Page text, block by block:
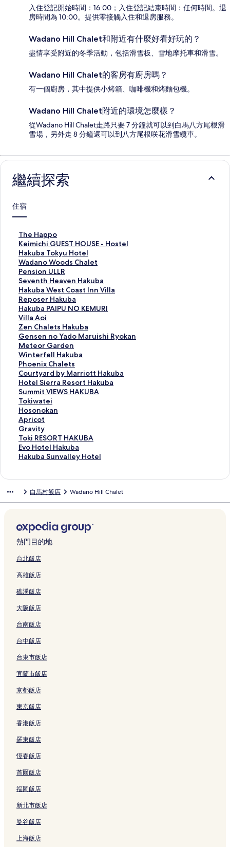
入住登記開始時間：16:00；入住登記結束時間：任何時間。退
房時間為 10:00。提供零接觸入住和退房服務。
Wadano Hill Chalet和附近有什麼好看好玩的？
盡情享受附近的冬季活動，包括滑雪板、雪地摩托車和滑雪。
Wadano Hill Chalet的客房有廚房嗎？
有一個廚房，其中提供小烤箱、咖啡機和烤麵包機。
Wadano Hill Chalet附近的環境怎麼樣？
從Wadano Hill Chalet走路只要 7 分鐘就可以到白馬八方尾根滑
雪場，另外走 8 分鐘還可以到八方尾根咲花滑雪纜車。
繼續探索
住宿
The Happo
T
h
e
H
a
p
p
o
的
連
結
Keimichi GUEST HOUSE - Hostel
K
e
i
m
i
c
h
i
G
U
E
S
T
H
O
U
S
E
-
H
o
s
t
e
結
Hakuba Tokyu Hotel
H
a
k
u
b
a
T
o
k
y
u
H
o
t
e
l
的
連
結
Wadano Woods Chalet
W
a
d
a
n
o
W
o
o
d
s
C
h
a
l
e
t
的
連
結
Pension ULLR
P
e
n
s
i
o
n
U
L
L
R
的
連
結
Seventh Heaven Hakuba
S
e
v
e
n
t
h
H
e
a
v
e
n
H
a
k
u
b
a
的
Hakuba West Coast Inn Villa
H
a
k
u
b
a
W
e
s
t
C
o
a
s
t
I
n
n
V
的
Reposer Hakuba
R
e
p
o
s
e
r
H
a
k
u
b
a
的
連
結
Hakuba PAIPU NO KEMURI
H
a
k
u
b
a
P
A
I
P
U
N
O
K
E
M
U
連
結
Villa Aoi
V
i
l
l
a
A
o
i
的
連
結
Zen Chalets Hakuba
Z
e
n
C
h
a
l
e
t
s
H
a
k
u
b
結
Gensen no Yado Maruishi Ryokan
G
e
n
s
e
n
n
o
Y
a
d
o
M
a
h
y
o
k
a
的
結
Meteor Garden
M
e
t
e
o
r
G
a
r
d
e
n
的
Winterfell Hakuba
W
i
n
t
e
r
f
e
l
l
H
a
的
Phoenix Chalets
P
h
o
e
n
i
x
C
h
a
l
的
連
Courtyard by Marriott Hakuba
C
o
u
r
t
y
a
r
d
b
r
t
t
H
a
u
a
的
連
結
Hotel Sierra Resort Hakuba
H
o
t
e
l
S
i
e
r
s
t
H
a
k
b
的
連
結
Summit VIEWS HAKUBA
S
u
m
m
i
t
V
I
A
B
A
的
連
Tokiwatei
T
o
k
i
w
a
t
連
結
Hosonokan
H
o
s
o
n
o
的
連
Apricot
A
p
r
i
c
連
結
Gravity
G
r
a
v
的
連
Toki RESORT HAKUBA
T
o
k
O
H
A
K
U
A
連
結
Evo Hotel Hakuba
E
v
e
a
k
u
b
的
結
Hakuba Sunvalley Hotel
H
a
n
v
a
l
e
H
o
t
e
的
結
白馬村飯店 Wadano Hill Chalet
熱門目的地
台北飯店
高雄飯店
礁溪飯店
大阪飯店
台南飯店
台中飯店
台東市飯店
宜蘭市飯店
京都飯店
東京飯店
香港飯店
羅東飯店
恆春飯店
首爾飯店
福岡飯店
新北市飯店
曼谷飯店
上海飯店